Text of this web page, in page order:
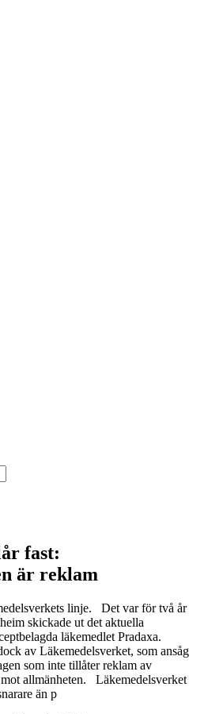
fast:
är reklam
linje. Det var för två år
skickade ut det aktuella
läkemedlet Pradaxa.
av Läkemedelsverket, som ansåg
som inte tillåter reklam av
allmänheten. Läkemedelsverket
än p